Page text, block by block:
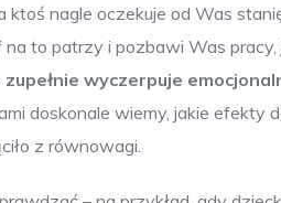
nagle oczekuje od Was
to patrzy i pozbawi Was pracy,
wyczerpuje
doskonale wiemy, jakie efekty
z równowagi.